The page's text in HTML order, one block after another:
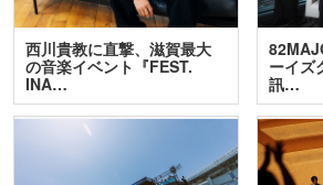
西川貴教に直撃、滋賀最大
の音楽イベント『FEST.
INA…
ーイズ
訊…